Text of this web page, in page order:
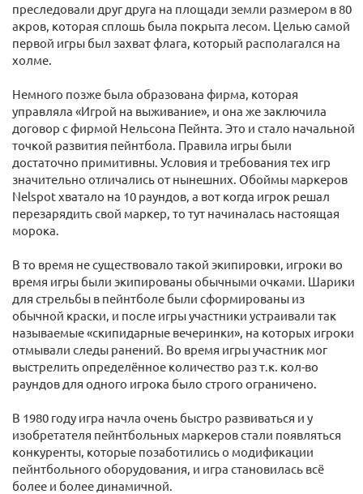
преследовали друг друга на площади земли размером в 80
акров, которая сплошь была покрыта лесом. Целью самой
первой игры был захват флага, который располагался на
холме.
Немного позже была образована фирма, которая
управляла «Игрой на выживание», и она же заключила
договор с фирмой Нельсона Пейнта. Это и стало начальной
точкой развития пейнтбола. Правила игры были
достаточно примитивны. Условия и требования тех игр
значительно отличались от нынешних. Обоймы маркеров
Nelspot хватало на 10 раундов, а вот когда игрок решал
перезарядить свой маркер, то тут начиналась настоящая
морока.
В то время не существовало такой экипировки, игроки во
время игры были экипированы обычными очками. Шарики
для стрельбы в пейнтболе были сформированы из
обычной краски, и после игры участники устраивали так
называемые «скипидарные вечеринки», на которых игроки
отмывали следы ранений. Во время игры участник мог
выстрелить определённое количество раз т.к. кол-во
раундов для одного игрока было строго ограничено.
В 1980 году игра начла очень быстро развиваться и у
изобретателя пейнтбольных маркеров стали появляться
конкуренты, которые позаботились о модификации
пейнтбольного оборудования, и игра становилась всё
более и более динамичной.